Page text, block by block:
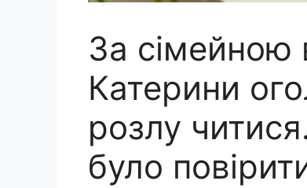
За сімейною
Катерини
розлу
було